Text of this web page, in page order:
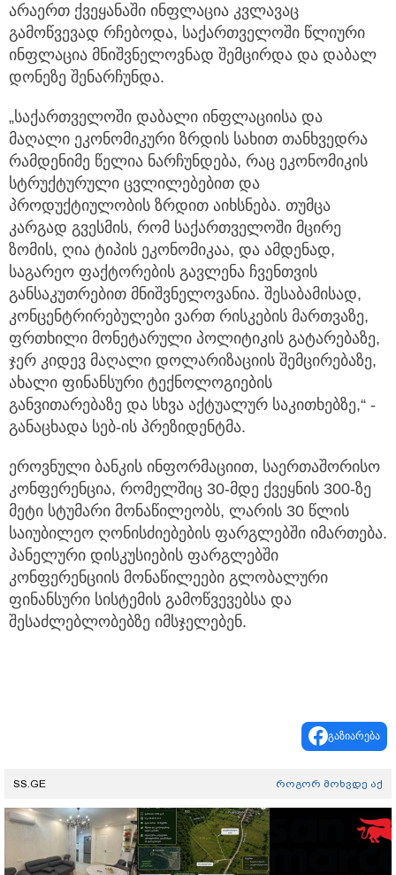
არაერთ ქვეყანაში ინფლაცია კვლავაც
გამოწვევად რჩებოდა, საქართველოში წლიური
ინფლაცია მნიშვნელოვნად შემცირდა და დაბალ
დონეზე შენარჩუნდა.
„საქართველოში დაბალი ინფლაციისა და
მაღალი ეკონომიკური ზრდის სახით თანხვედრა
რამდენიმე წელია ნარჩუნდება, რაც ეკონომიკის
სტრუქტურული ცვლილებებით და
პროდუქტიულობის ზრდით აიხსნება. თუმცა
კარგად გვესმის, რომ საქართველოში მცირე
ზომის, ღია ტიპის ეკონომიკაა, და ამდენად,
საგარეო ფაქტორების გავლენა ჩვენთვის
განსაკუთრებით მნიშვნელოვანია. შესაბამისად,
კონცენტრირებულები ვართ რისკების მართვაზე,
ფრთხილი მონეტარული პოლიტიკის გატარებაზე,
ჯერ კიდევ მაღალი დოლარიზაციის შემცირებაზე,
ახალი ფინანსური ტექნოლოგიების
განვითარებაზე და სხვა აქტუალურ საკითხებზე,“ -
განაცხადა სებ-ის პრეზიდენტმა.
ეროვნული ბანკის ინფორმაციით, საერთაშორისო
კონფერენცია, რომელშიც 30-მდე ქვეყნის 300-ზე
მეტი სტუმარი მონაწილეობს, ლარის 30 წლის
საიუბილეო ღონისძიებების ფარგლებში იმართება.
პანელური დისკუსიების ფარგლებში
კონფერენციის მონაწილეები გლობალური
ფინანსური სისტემის გამოწვევებსა და
შესაძლებლობებზე იმსჯელებენ.
გაზიარება
SS.GE როგორ მოხვდე აქ